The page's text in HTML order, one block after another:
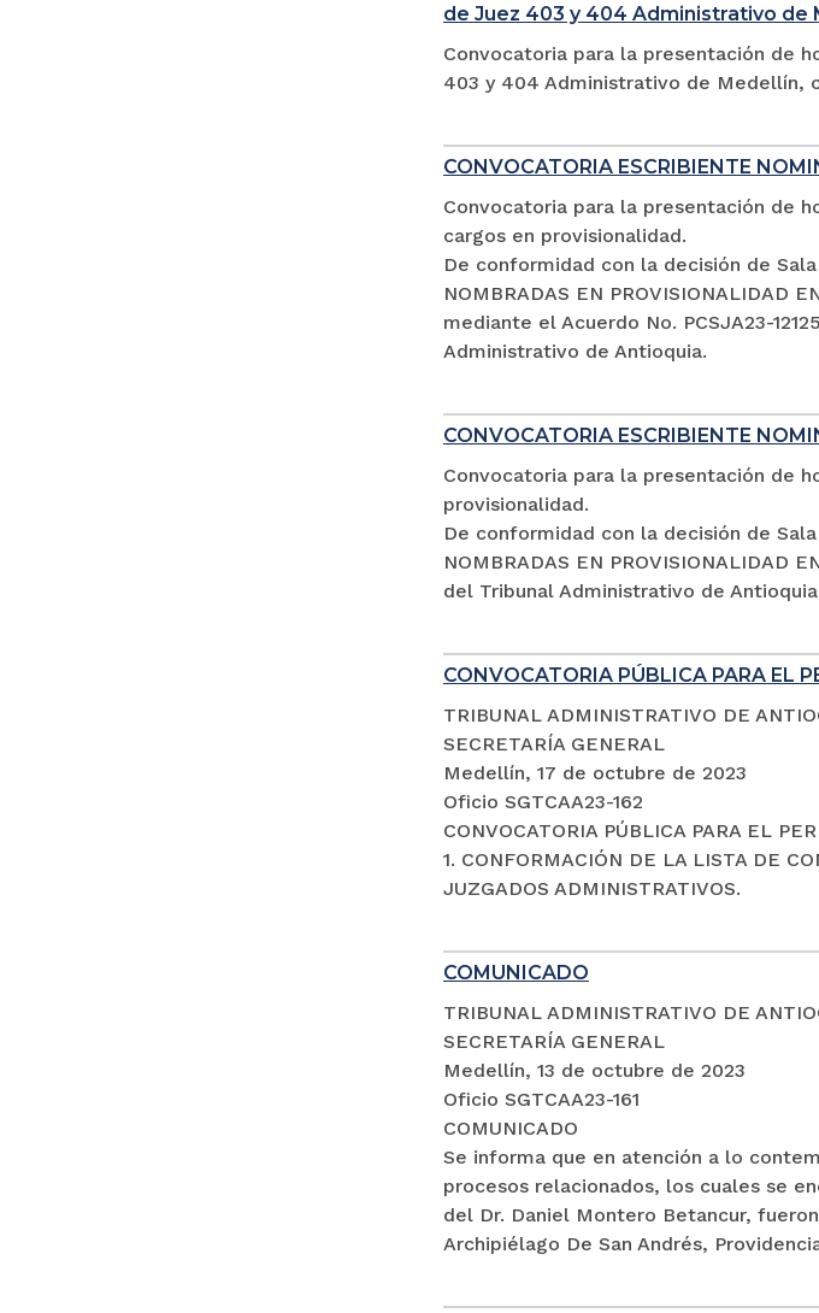
de Juez 403 y 404 Administrativo de
Convocatoria para la presentación de
403 y 404 Administrativo de Medellín,
CONVOCATORIA ESCRIBIENTE
Convocatoria para la presentación de
cargos en provisionalidad.
De conformidad con la decisión de Sala
NOMBRADAS EN PROVISIONALIDAD
mediante el Acuerdo No. PCSJA23-
Administrativo de Antioquia.
CONVOCATORIA ESCRIBIENTE
Convocatoria para la presentación de
provisionalidad.
De conformidad con la decisión de Sala
NOMBRADAS EN PROVISIONALIDAD
del Tribunal Administrativo de
CONVOCATORIA PÚBLICA PARA EL
TRIBUNAL ADMINISTRATIVO DE
SECRETARÍA GENERAL
Medellín, 17 de octubre de 2023
Oficio SGTCAA23-162
CONVOCATORIA PÚBLICA PARA EL
1. CONFORMACIÓN DE LA LISTA DE
JUZGADOS ADMINISTRATIVOS.
COMUNICADO
TRIBUNAL ADMINISTRATIVO DE
SECRETARÍA GENERAL
Medellín, 13 de octubre de 2023
Oficio SGTCAA23-161
COMUNICADO
Se informa que en atención a lo
procesos relacionados, los cuales se
del Dr. Daniel Montero Betancur,
Archipiélago De San Andrés,